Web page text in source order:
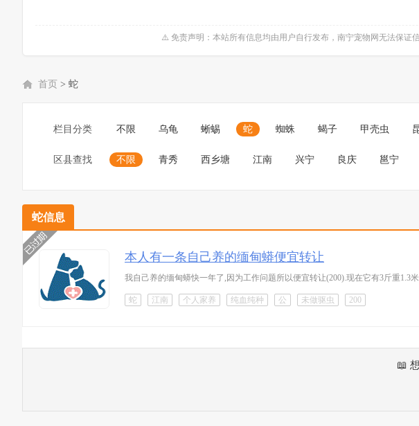
⚠️ 免责声明：本站所有信息均由用户自行发布，南宁宠物网无法保证
首页 > 蛇
栏目分类 不限 乌龟 蜥蜴 蛇 蜘蛛 蝎子 甲壳虫
区县查找 不限 青秀 西乡塘 江南 兴宁 良庆 邕宁
蛇信息
本人有一条自己养的缅甸蟒便宜转让
我自己养的缅甸蟒快一年了,因为工作问题所以便宜转让(200).现在它有3斤重1.3
蛇 江南 个人家养 纯血纯种 公 未做驱虫 200
📖